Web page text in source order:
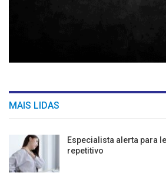
MAIS LIDAS
Especialista alerta para
repetitivo